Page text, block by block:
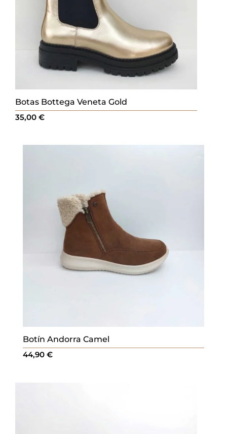
Botas Bottega Veneta Gold
35,00€
Botín Andorra Camel
44,90 €